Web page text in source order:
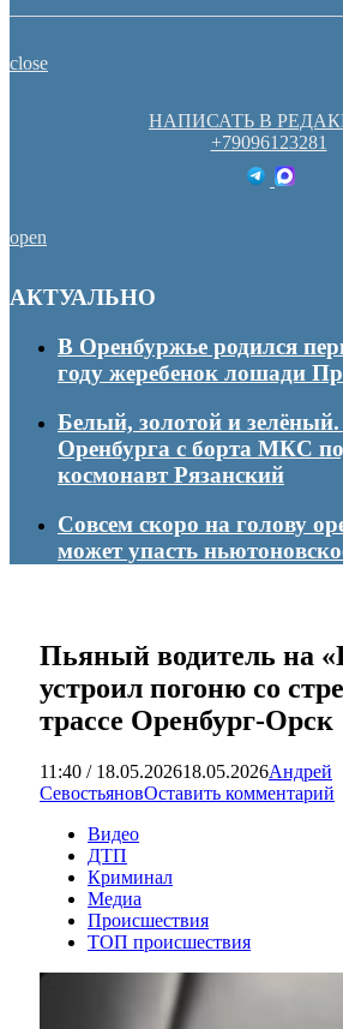
close
НАПИСАТЬ В
+79096123281
open
АКТУАЛЬНО
В Оренбуржье родился
году жеребенок лошади
Белый, золотой и
Оренбурга с борта МКС
космонавт Рязанский
Совсем скоро на голову
может упасть
Пьяный водитель на
устроил погоню со
трассе Оренбург-Орск
11:40 / 18.05.202618.05.2026Андрей
СевостьяновОставить комментарий
Видео
ДТП
Криминал
Медиа
Происшествия
ТОП происшествия